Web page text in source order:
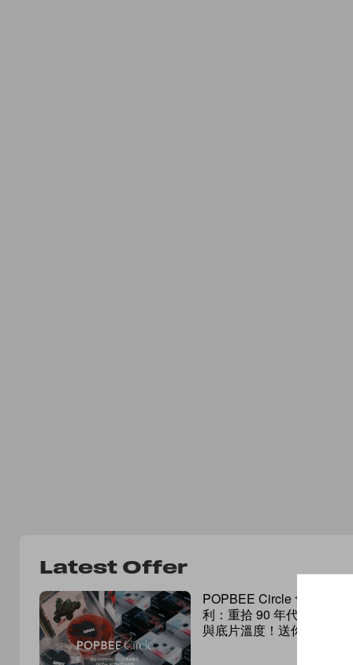
Latest Offer
POPBEE Circle 會員福
利：重拾 90 年代音樂
與底片溫度！送你